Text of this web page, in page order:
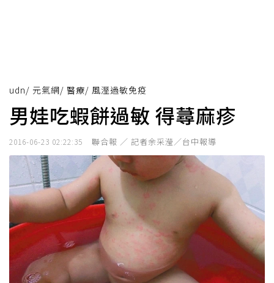
udn/ 元氣網/ 醫療/ 風溼過敏免疫
男娃吃蝦餅過敏 得蕁麻疹
2016-06-23 02:22:35 聯合報 ／ 記者余采瀅／台中報導